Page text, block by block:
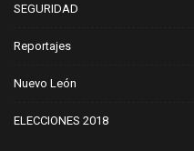
SEGURIDAD
Reportajes
Nuevo León
ELECCIONES 2018